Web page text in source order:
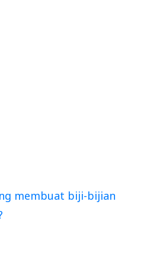
membuat biji-bijian